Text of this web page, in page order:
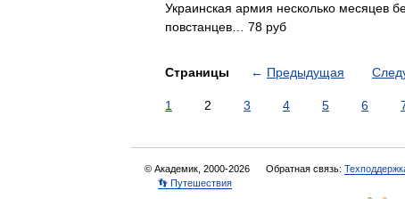
Украинская армия несколько месяцев
повстанцев… 78 руб
Страницы ← Предыдущая
1 2 3 4 5 6
© Академик, 2000-2026 Обратная связь:
👣 Путешествия